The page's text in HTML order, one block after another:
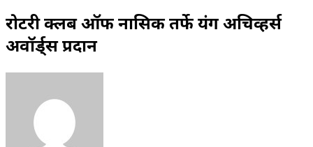
रोटरी क्लब ऑफ नासिक तर्फे यंग अचिव्हर्स
अवॉर्ड्स प्रदान